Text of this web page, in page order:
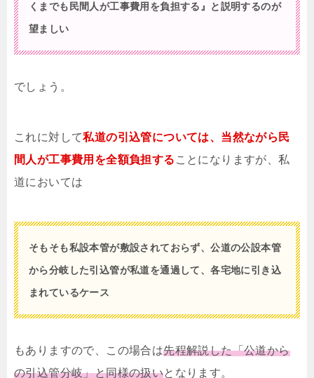
くまでも民間人が工事費用を負担する』と説明するのが
望ましい
でしょう。
これに対して私道の引込管については、当然ながら民
間人が工事費用を全額負担する ことになりますが、私
道においては
そもそも私設本管が敷設されておらず、公道の公設本管
から分岐した引込管が私道を通過して、各宅地に引き込
まれているケース
もありますので、この場合は先程解説した「公道から
の引込管分岐」と同様の扱いとなります。